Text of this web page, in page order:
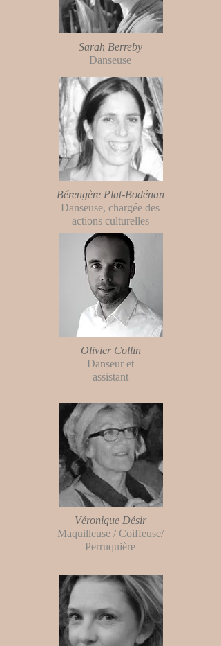
Sarah Berreby
Danseuse
Bérengère Plat-Bodénan
Danseuse, chargée des
actions culturelles
Olivier Collin
Danseur et
assistant
Véronique Désir
Maquilleuse / Coiffeuse/
Perruquière